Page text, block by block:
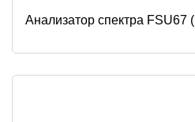
Анализатор спектра FSU67